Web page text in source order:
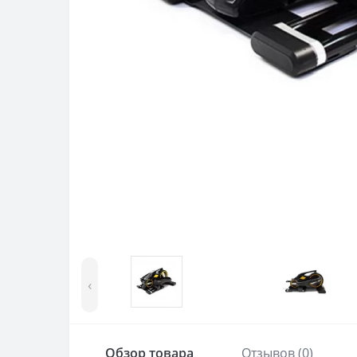
‹
Обзор товара Отзывов (0)